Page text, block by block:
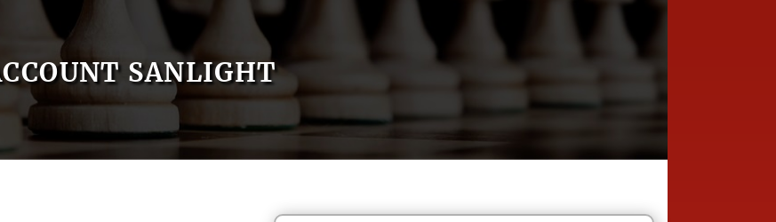
SANLIGHT